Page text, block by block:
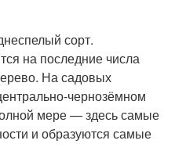
сорт.
на последние числа
На садовых
чернозёмном
мере — здесь самые
и образуются самые